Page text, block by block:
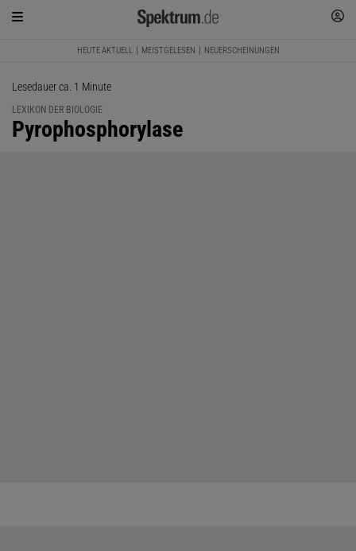
HEUTE AKTUELL MEISTGELESEN NEUERSCHEINUNGEN
Lesedauer ca. 1 Minute
LEXIKON DER BIOLOGIE
:
Pyrophosphorylase